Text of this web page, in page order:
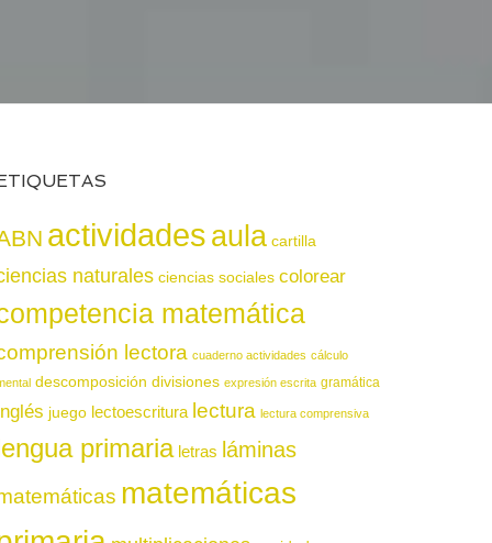
actividadesaula cartilla
naturales ciencias sociales colorear
matemática
lectora cuaderno actividades cálculo
descomposición divisiones expresión escrita gramática
juego lectoescritura lectura lectura comprensiva
primaria letras láminas
matemáticas